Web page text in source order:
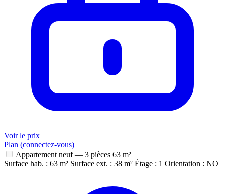
Voir le prix
Plan (connectez-vous)
Appartement neuf — 3 pièces 63 m²
Surface hab. : 63 m² Surface ext. : 38 m² Étage : 1 Orientation : NO